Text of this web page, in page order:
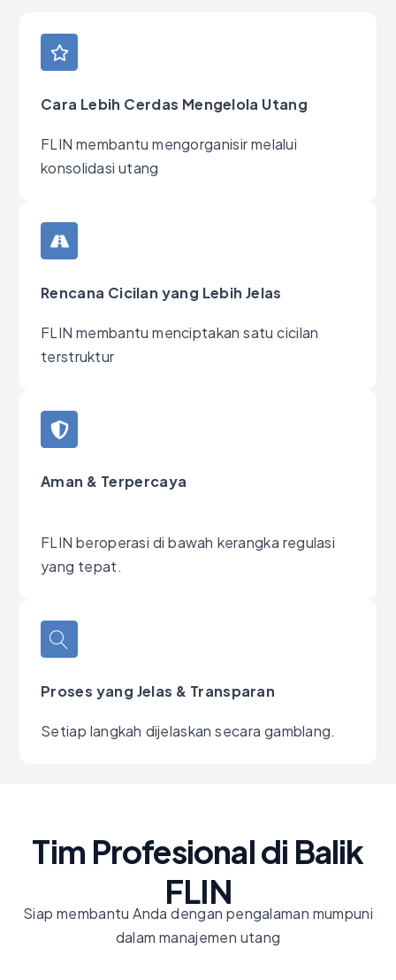
Cara Lebih Cerdas Mengelola Utang
FLIN membantu mengorganisir melalui
konsolidasi utang
Rencana Cicilan yang Lebih Jelas
FLIN membantu menciptakan satu cicilan
terstruktur
Aman & Terpercaya
FLIN beroperasi di bawah kerangka regulasi
yang tepat.
Proses yang Jelas & Transparan
Setiap langkah dijelaskan secara gamblang.
Tim Profesional di Balik
FLIN​
Siap membantu Anda dengan pengalaman mumpuni
dalam manajemen utang